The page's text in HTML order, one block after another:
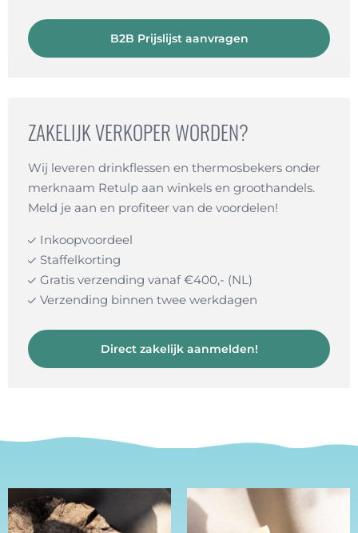
B2B Prijslijst aanvragen
ZAKELIJK VERKOPER WORDEN?
Wij leveren drinkflessen en thermosbekers onder
merknaam Retulp aan winkels en groothandels.
Meld je aan en profiteer van de voordelen!
Inkoopvoordeel
Staffelkorting
Gratis verzending vanaf €400,- (NL)
Verzending binnen twee werkdagen
Direct zakelijk aanmelden!